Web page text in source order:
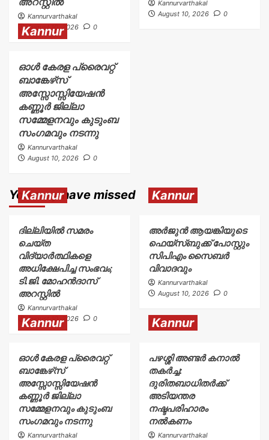
Kannurvarthakal
August 10, 2026
0
Kannurvarthakal
August 10, 2026
0
Kannur
ഓൾ കേരള പ്രൈവറ്റ്
ബാങ്കേഴ്‌സ്
അസ്സോസ്സിയേഷൻ
കണ്ണൂർ ജില്ലാ
സമ്മേളനവും കുടുംബ
സംഗമവും നടന്നു
Kannurvarthakal
August 10, 2026
0
You may have missed
Kannur
ദില്ലിയിൽ സമരം
ചെയ്ത
വിദ്യാർത്ഥികളെ
അധിക്ഷേപിച്ച സംഭവം;
ടി.ജി. മോഹൻദാസ്
അറസ്റ്റിൽ
Kannurvarthakal
August 10, 2026
0
Kannur
അര്‍ജുന്‍ ആയങ്കിയുടെ
ഫെയ്‌സ്ബുക്ക് പോസ്റ്റും
സിപിഎം സൈബര്‍
വിവാദവും
Kannurvarthakal
August 10, 2026
0
Kannur
ഓൾ കേരള പ്രൈവറ്റ്
ബാങ്കേഴ്‌സ്
അസ്സോസ്സിയേഷൻ
കണ്ണൂർ ജില്ലാ
സമ്മേളനവും കുടുംബ
സംഗമവും നടന്നു
Kannurvarthakal
Kannur
പഴശ്ശി അണ്ടർ കനാൽ
തകർച്ച:
ദുരിതബാധിതർക്ക്‌
അടിയന്തര
നഷ്ടപരിഹാരം
നൽകണം
Kannurvarthakal